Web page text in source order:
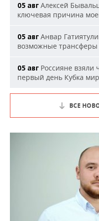
05 авг Алексей
ключевая причина
05 авг Анвар
возможные трансферы
05 авг Россияне взяли
первый день Кубка
ВСЕ